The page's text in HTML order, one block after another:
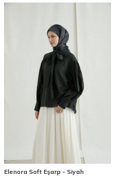
Elenora Soft Eşarp - Siyah